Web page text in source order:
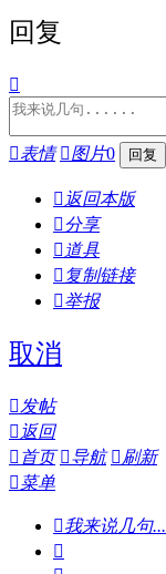
回复

表情 图片0
 返回本版
分享
 道具
 复制链接
举报
取消
发帖
 返回
 首页 导航 刷新
菜单
我来说几句...
